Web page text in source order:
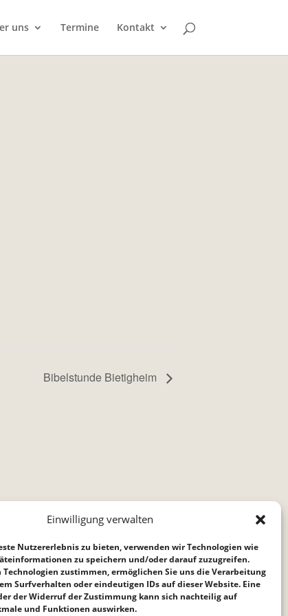
Einwilligung verwalten
Nutzererlebnis zu bieten, verwenden wir Technologien wie
zu speichern und/oder darauf zuzugreifen.
Technologien zustimmen, ermöglichen Sie uns die Verarbeitung
Surfverhalten oder eindeutigen IDs auf dieser Website. Eine
der Widerruf der Zustimmung kann sich nachteilig auf
und Funktionen auswirken.
uns Termine Kontakt
Bibelstunde Bietigheim